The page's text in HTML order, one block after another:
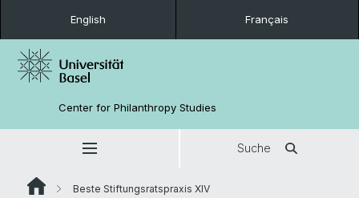
English Français
Center for Philanthropy Studies
Suche
Beste Stiftungsratspraxis XIV